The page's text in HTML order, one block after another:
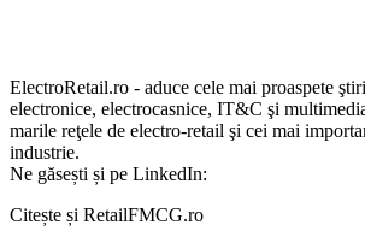
ElectroRetail.ro - aduce cele mai proaspete
electronice, electrocasnice, IT&C şi
marile reţele de electro-retail şi cei mai
industrie.
Ne găsești și pe LinkedIn:
Citește și RetailFMCG.ro